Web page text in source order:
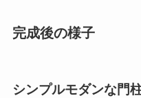
完成後の様子
シンプルモダンな門